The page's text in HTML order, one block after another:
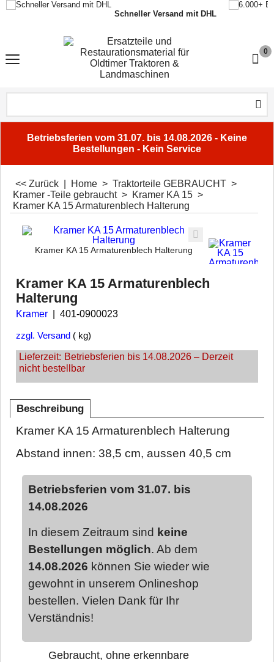
Schneller Versand mit DHL
0
Betriebsferien vom 31.07. bis 14.08.2026 - Keine
Bestellungen - Kein Service
<< Zurück Home > Traktorteile GEBRAUCHT >
Kramer -Teile gebraucht> Kramer KA 15 >
Kramer KA 15 Armaturenblech Halterung
Kramer KA 15 Armaturenblech Halterung
Kramer KA 15 Armaturenblech
Halterung
Kramer 401-0900023
zzgl. Versand kg
Lieferzeit: Betriebsferien bis 14.08.2026 – Derzeit
nicht bestellbar
Beschreibung
Kramer KA 15 Armaturenblech Halterung
Abstand innen: 38,5 cm, aussen 40,5 cm
Betriebsferien vom 31.07. bis
14.08.2026
In diesem Zeitraum sind keine
Bestellungen möglich. Ab dem
14.08.2026 können Sie wieder wie
gewohnt in unserem Onlineshop
bestellen. Vielen Dank für Ihr
Verständnis!
Gebraucht, ohne erkennbare